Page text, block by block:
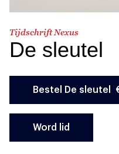
Tijdschrift Nexus
De sleutel
Word lid